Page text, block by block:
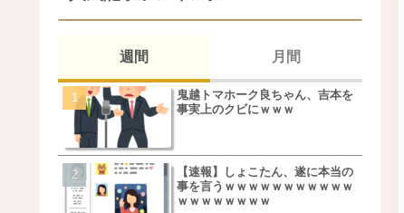
週間
鬼越トマホーク良ちゃん、吉本を
事実上のクビにｗｗｗ
【速報】しょこたん、遂に本当の
事を言うｗｗｗｗｗｗｗｗｗｗｗ
ｗｗｗｗｗｗｗｗ
月間
松本若菜(42歳)とかいう
た美人おばさん女優ｗｗ
鬼越トマホーク良ちゃん
事実上のクビにｗｗｗ